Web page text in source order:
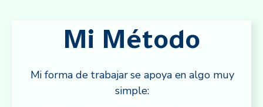
Mi Método
Mi forma de trabajar se apoya en algo muy
simple: